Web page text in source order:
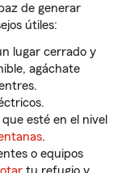
de generar
útiles:
lugar cerrado y
agáchate
esté en el nivel
.
o equipos